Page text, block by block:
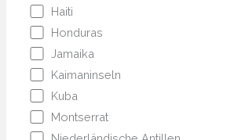
Haiti
Honduras
Jamaika
Kaimaninseln
Kuba
Montserrat